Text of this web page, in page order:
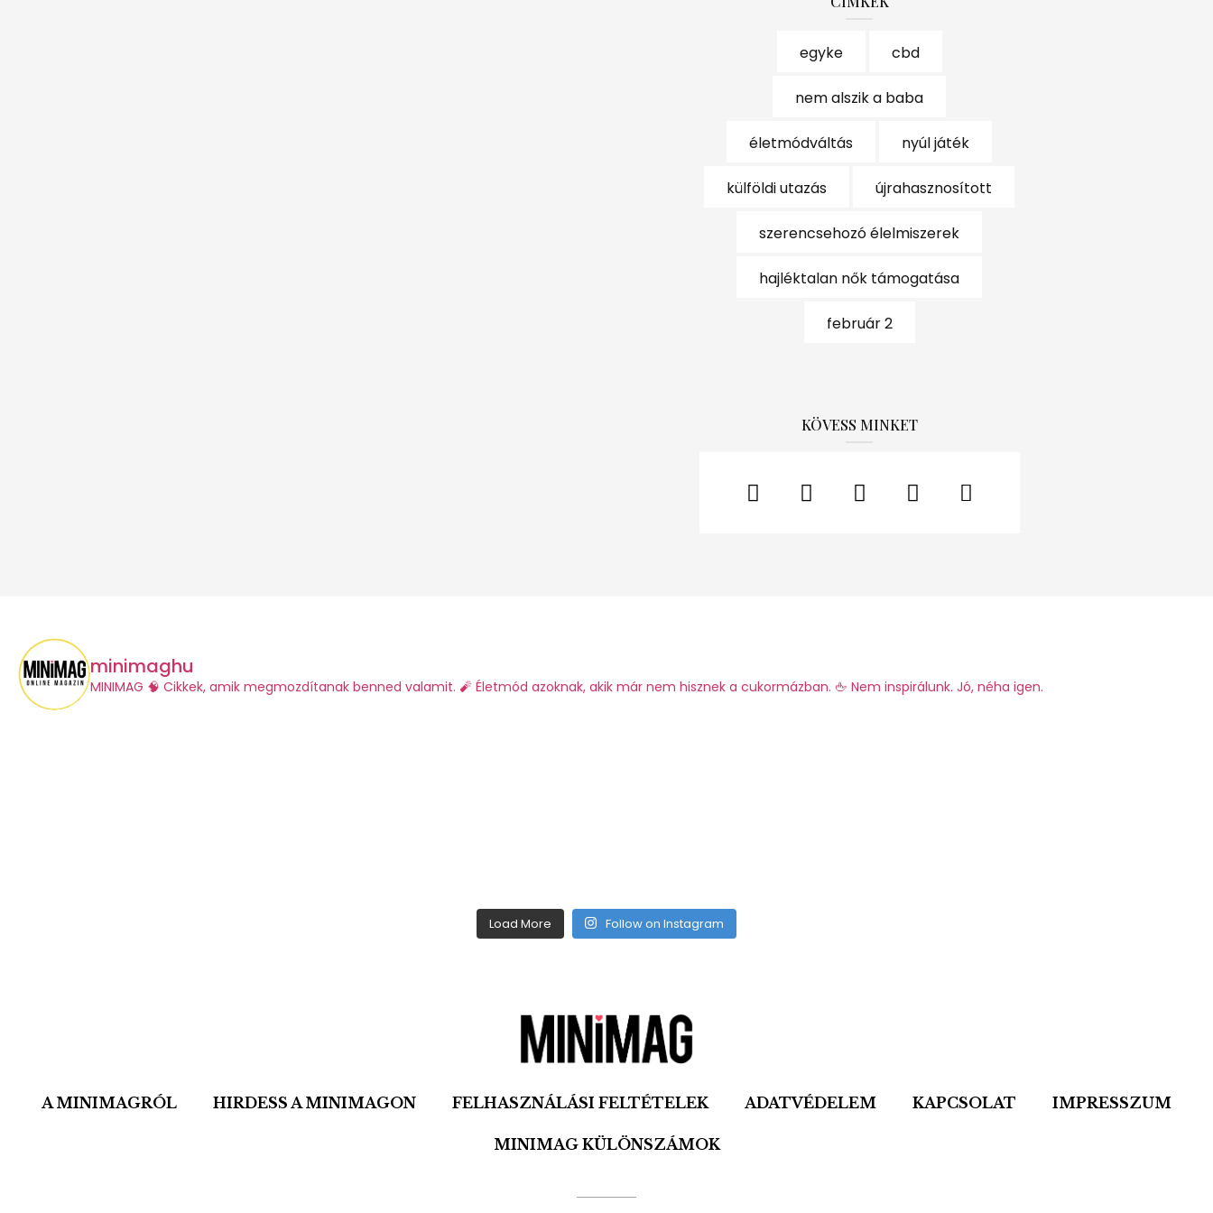
egyke cbd
nem alszik a baba
életmódváltás nyúl játék
külföldi utazás újrahasznosított
szerencsehozó élelmiszerek
hajléktalan nők támogatása
február 2
KÖVESS MINKET
minimaghu
​MINIMAG 🧠 Cikkek, amik megmozdítanak benned valamit. 🧨 Életmód azoknak, akik már nem hisznek a cukormázban. 🖕 Nem inspirálunk. Jó, néha igen.
Load More Follow on Instagram
A MINIMAGRÓL HIRDESS A MINIMAGON FELHASZNÁLÁSI FELTÉTELEK ADATVÉDELEM KAPCSOLAT IMPRESSZUM
MINIMAG KÜLÖNSZÁMOK